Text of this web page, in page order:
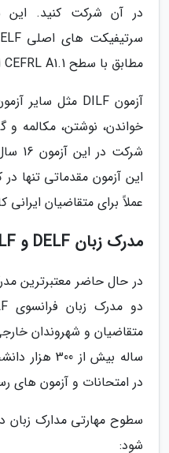
در آن شرکت کنید. این
مطابق با سطح CEFRL A1.1 است.
خواندن، نوشتن، مکالمه
این آزمون مقدماتی تنها
عملاً برای متقاضیان
مدرک زبان DELF و DALF
در حال حاضر معتبرترین
متقاضیان و شهروندان
ساله بیش از
در امتحانات و آزمون های
سطوح مهارتی مدارک زبان
شود: